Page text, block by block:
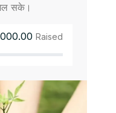
सके।
Raised